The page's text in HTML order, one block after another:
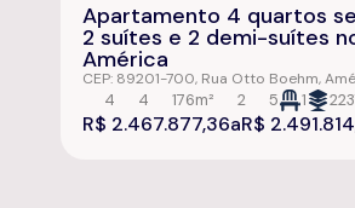
Apartamento 4 quartos
2 suítes e 2 demi-suítes
América
R$ 2.467.877,36 R$
CEP: 89201-700, Rua Otto Boehm,
Joinville ,Santa Catarina Brasil
4 5
176m² 1
4 2